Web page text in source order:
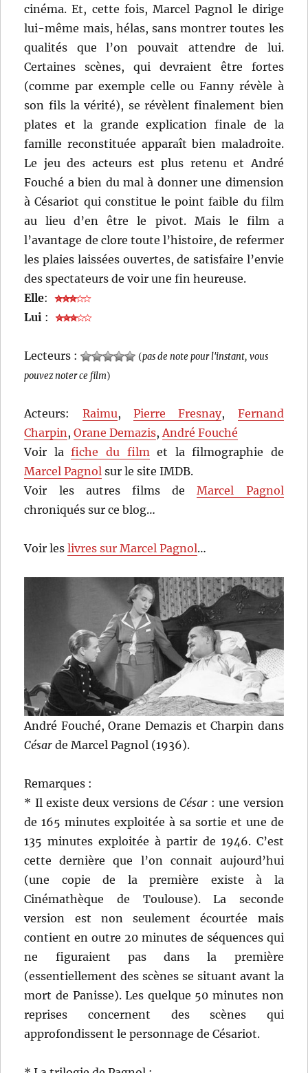
cinéma. Et, cette fois, Marcel Pagnol le dirige
lui-même mais, hélas, sans montrer toutes les
qualités que l’on pouvait attendre de lui.
Certaines scènes, qui devraient être fortes
(comme par exemple celle ou Fanny révèle à
son fils la vérité), se révèlent finalement bien
plates et la grande explication finale de la
famille reconstituée apparaît bien maladroite.
Le jeu des acteurs est plus retenu et André
Fouché a bien du mal à donner une dimension
à Césariot qui constitue le point faible du film
au lieu d’en être le pivot. Mais le film a
l’avantage de clore toute l’histoire, de refermer
les plaies laissées ouvertes, de satisfaire l’envie
des spectateurs de voir une fin heureuse.
Elle:
Lui :
Lecteurs : (pas de note pour l'instant, vous
pouvez noter ce film)
Acteurs: Raimu,Pierre Fresnay, Fernand
Charpin ,Orane Demazis, André Fouché
Voir lafiche du film et la filmographie de
Marcel Pagnol sur le site IMDB.
Voir les autres films deMarcel Pagnol
chroniqués sur ce blog…
Voir leslivres sur Marcel Pagnol…
André Fouché, Orane Demazis et Charpin dans
César de Marcel Pagnol (1936).
Remarques :
* Il existe deux versions de César: une version
de 165 minutes exploitée à sa sortie et une de
135 minutes exploitée à partir de 1946. C’est
cette dernière que l’on connait aujourd’hui
(une copie de la première existe à la
Cinémathèque de Toulouse). La seconde
version est non seulement écourtée mais
contient en outre 20 minutes de séquences qui
ne figuraient pas dans la première
(essentiellement des scènes se situant avant la
mort de Panisse). Les quelque 50 minutes non
reprises concernent des scènes qui
approfondissent le personnage de Césariot.